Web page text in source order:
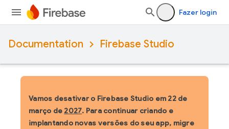
Fazer login
Documentation Firebase Studio
Vamos desativar o Firebase Studio em 22 de
março de 2027. Para continuar criando e
implantando novas versões do seu app, migre